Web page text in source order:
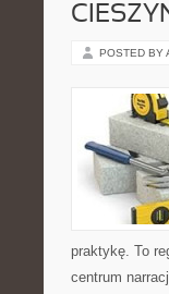
POSTED BY
praktykę. To
centrum